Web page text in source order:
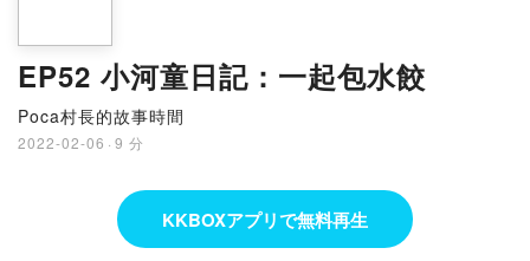
EP52 小河童日記：一起包水餃
Poca村長的故事時間
2022-02-06 · 9 分
KKBOXアプリで無料再生